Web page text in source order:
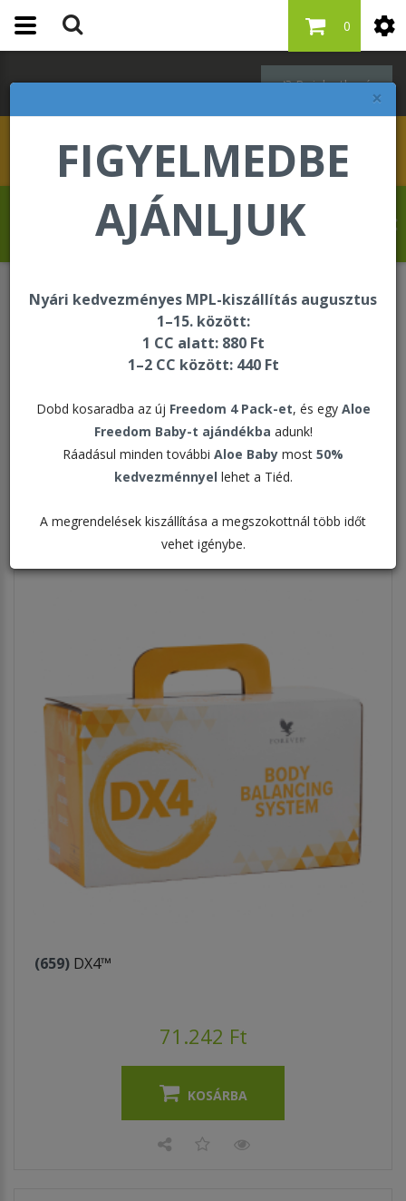
×
FIGYELMEDBE
AJÁNLJUK
Nyári kedvezményes MPL-kiszállítás augusztus
1–15. között:
1 CC alatt: 880 Ft
1–2 CC között: 440 Ft
Dobd kosaradba az új Freedom 4 Pack-et, és egy Aloe
Freedom Baby-t ajándékba adunk!
Ráadásul minden további Aloe Baby most 50%
kedvezménnyel lehet a Tiéd.
A megrendelések kiszállítása a megszokottnál több időt
vehet igénybe.
Bejelentkezés
0
Fisker Lili üdvözli Önt a Forever Living
internetes áruházában!
Testsúlykontroll
Testsúlykontroll
Rendezés:
(659) DX4™
71.242 Ft
KOSÁRBA